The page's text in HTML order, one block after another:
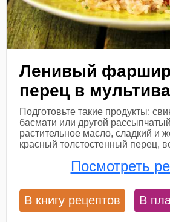
Ленивый
перец в
Подготовьте такие продукты:
басмати или другой
растительное масло, сладкий и
красный толстостенный перец,
Посмотреть
В книгу рецептов В